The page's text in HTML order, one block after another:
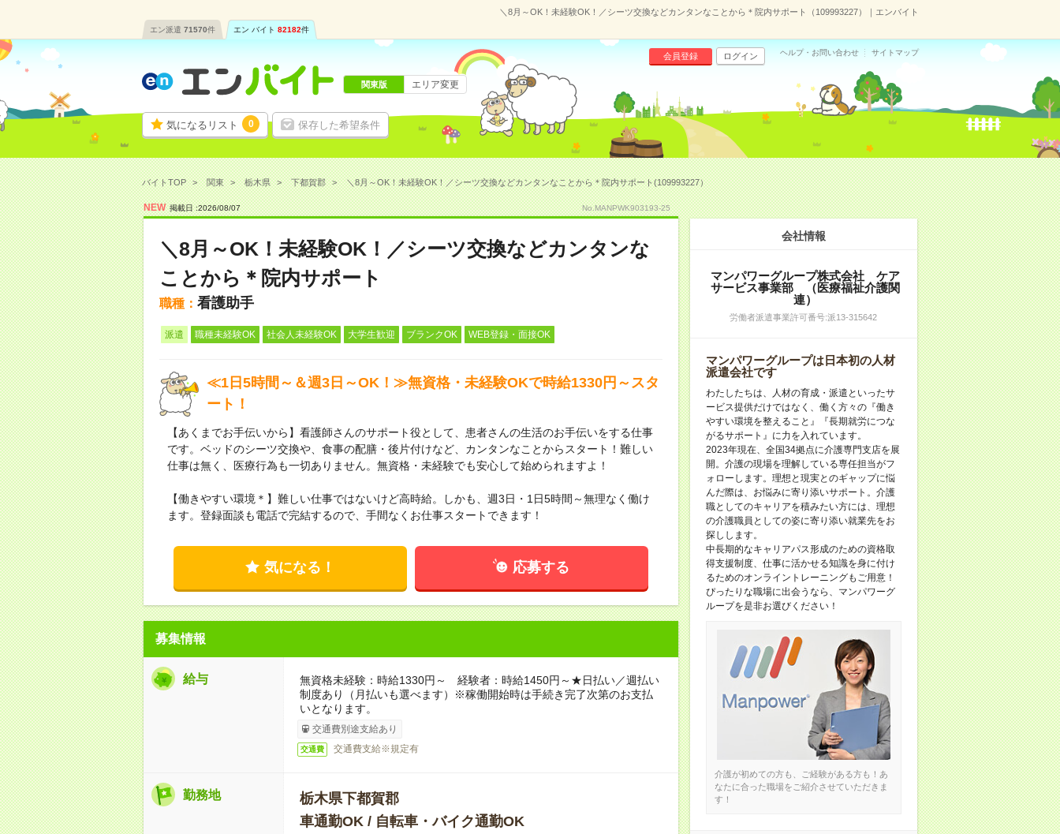
＼8月～OK！未経験OK！／シーツ交換などカンタンなことから＊院内サポート（109993227）｜エンバイト
エン派遣 71570件 エン バイト 82182件
気になるリスト 0 保存した希望条件
会員登録 ログイン ヘルプ・お問い合わせ サイトマップ
関東版 エリア変更
バイトTOP 関東 栃木県 下都賀郡 ＼8月～OK！未経験OK！／シーツ交換などカンタンなことから＊院内サポート(109993227）
NEW 掲載日 :2026/08/07 No.MANPWK903193-25
＼8月～OK！未経験OK！／シーツ交換などカンタンな
ことから＊院内サポート
職種： 看護助手
派遣 職種未経験OK 社会人未経験OK 大学生歓迎 ブランクOK WEB登録・面接OK
≪1日5時間～＆週3日～OK！≫無資格・未経験OKで時給1330円～スタ
ート！
【あくまでお手伝いから】看護師さんのサポート役として、患者さんの生活のお手伝いをする仕事
です。ベッドのシーツ交換や、食事の配膳・後片付けなど、カンタンなことからスタート！難しい
仕事は無く、医療行為も一切ありません。無資格・未経験でも安心して始められますよ！
【働きやすい環境＊】難しい仕事ではないけど高時給。しかも、週3日・1日5時間～無理なく働け
ます。登録面談も電話で完結するので、手間なくお仕事スタートできます！
気になる！ 応募する
募集情報
給与
無資格未経験：時給1330円～ 経験者：時給1450円～★日払い／週払い
制度あり（月払いも選べます）※稼働開始時は手続き完了次第のお支払
いとなります。
交通費別途支給あり
交通費 交通費支給※規定有
勤務地
栃木県下都賀郡
車通勤OK / 自転車・バイク通勤OK
会社情報
マンパワーグループ株式会社 ケア
サービス事業部 （医療福祉介護関
連）
労働者派遣事業許可番号:派13-315642
マンパワーグループは日本初の人材
派遣会社です
わたしたちは、人材の育成・派遣といったサ
ービス提供だけではなく、働く方々の『働き
やすい環境を整えること』『長期就労につな
がるサポート』に力を入れています。
2023年現在、全国34拠点に介護専門支店を展
開。介護の現場を理解している専任担当がフ
ォローします。理想と現実とのギャップに悩
んだ際は、お悩みに寄り添いサポート。介護
職としてのキャリアを積みたい方には、理想
の介護職員としての姿に寄り添い就業先をお
探しします。
中長期的なキャリアパス形成のための資格取
得支援制度、仕事に活かせる知識を身に付け
るためのオンライントレーニングもご用意！
ぴったりな職場に出会うなら、マンパワーグ
ループを是非お選びください！
介護が初めての方も、ご経験がある方も！あ
なたに合った職場をご紹介させていただきま
す！